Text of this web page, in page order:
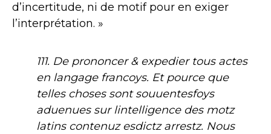
d’incertitude, ni de motif pour en exiger
l’interprétation. »
111. De prononcer & expedier tous actes
en langage francoys. Et pource que
telles choses sont souuentesfoys
aduenues sur lintelligence des motz
latins contenuz esdictz arrestz. Nous